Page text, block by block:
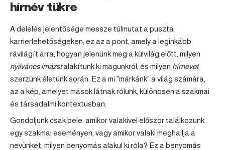
hírnév tükre
A delelés jelentősége messze túlmutat a puszta
karrierlehetőségeken; ez az a pont, amely a leginkább
rávilágít arra, hogyan jelenünk meg a külvilág előtt, milyen
nyilvános imázstalakítunk ki magunkról, és milyen hírnevet
szerzünk életünk során. Ez a mi "márkánk" a világ számára,
az a kép, amelyet mások látnak rólunk, különösen a szakmai
és társadalmi kontextusban.
Gondoljunk csak bele: amikor valakivel először találkozunk
egy szakmai eseményen, vagy amikor valaki meghallja a
nevünket, milyen benyomás alakul ki róla? Ez a benyomás